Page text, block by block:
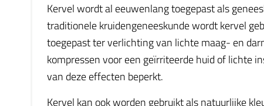
Kervel wordt al eeuwenlang toegepast als
traditionele kruidengeneeskunde wordt kervel
toegepast ter verlichting van lichte maag- en
kompressen voor een geïrriteerde huid of lichte
van deze effecten beperkt.
Kervel kan ook worden gebruikt als natuurlijke